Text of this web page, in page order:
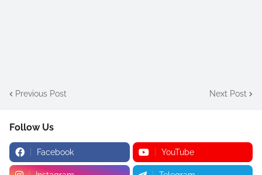
Previous Post Next Post
Follow Us
Facebook YouTube